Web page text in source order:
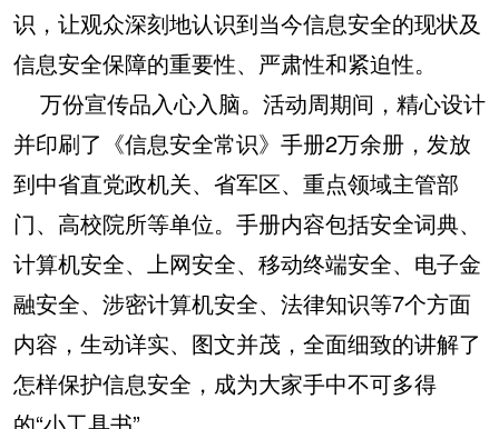
识，让观众深刻地认识到当今信息安全的现状及
信息安全保障的重要性、严肃性和紧迫性。
万份宣传品入心入脑。活动周期间，精心设计
并印刷了《信息安全常识》手册2万余册，发放
到中省直党政机关、省军区、重点领域主管部
门、高校院所等单位。手册内容包括安全词典、
计算机安全、上网安全、移动终端安全、电子金
融安全、涉密计算机安全、法律知识等7个方面
内容，生动详实、图文并茂，全面细致的讲解了
怎样保护信息安全，成为大家手中不可多得